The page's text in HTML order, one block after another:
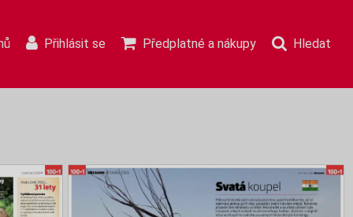
Přihlásit se Předplatné a nákupy Hledat